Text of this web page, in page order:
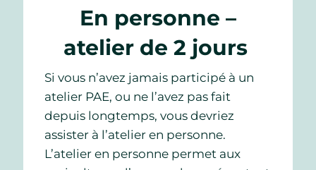
En personne –
atelier de 2 jours
Si vous n’avez jamais participé à un
atelier PAE, ou ne l’avez pas fait
depuis longtemps, vous devriez
assister à l’atelier en personne.
L’atelier en personne permet aux